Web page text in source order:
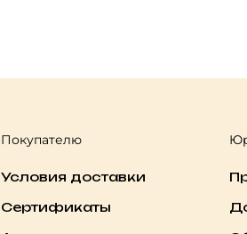
Покупателю
Условия доставки
Сертификаты